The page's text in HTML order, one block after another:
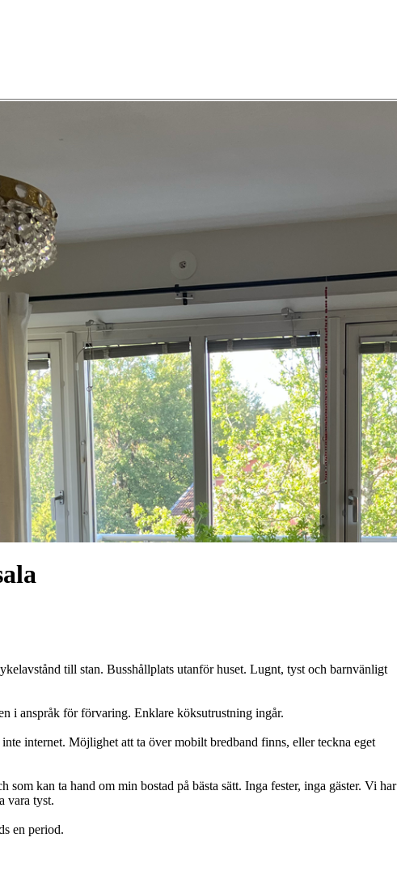
till stan. Busshållplats utanför huset. Lugnt, tyst och barnvänligt
i anspråk för förvaring. Enklare köksutrustning ingår.
internet. Möjlighet att ta över mobilt bredband finns, eller teckna eget
som kan ta hand om min bostad på bästa sätt. Inga fester, inga gäster. Vi har
vara tyst.
en period.